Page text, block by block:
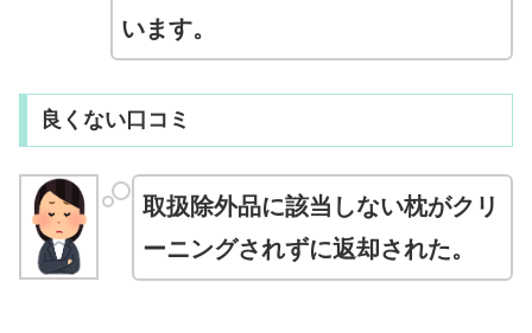
います。
良くない口コミ
取扱除外品に該当しない枕がクリ
ーニングされずに返却された。